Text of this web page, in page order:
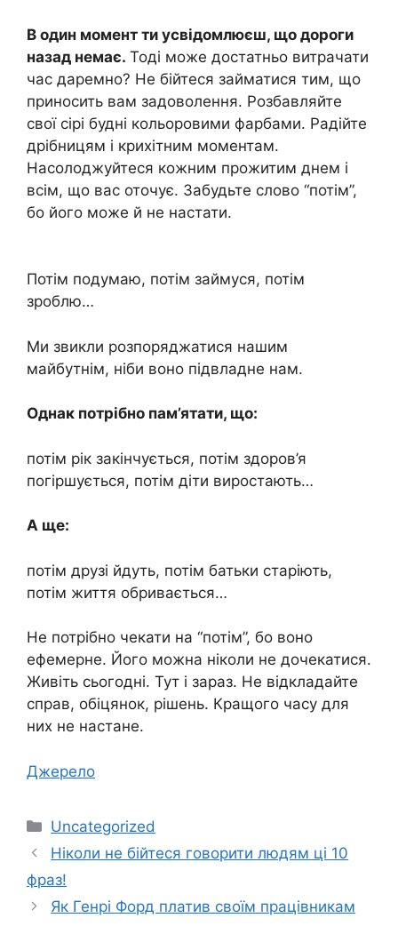
В один момент ти усвідомлюєш, що дороги
назад немає. Тоді може достатньо витрачати
час даремно? Не бійтеся займатися тим, що
приносить вам задоволення. Розбавляйте
свої сірі будні кольоровими фарбами. Радійте
дрібницям і крихітним моментам.
Насолоджуйтеся кожним прожитим днем і
всім, що вас оточує. Забудьте слово “потім”,
бо його може й не настати.
Потім подумаю, потім займуся, потім
зроблю…
Ми звикли розпоряджатися нашим
майбутнім, ніби воно підвладне нам.
Однак потрібно пам’ятати, що:
потім рік закінчується, потім здоров’я
погіршується, потім діти виростають…
А ще:
потім друзі йдуть, потім батьки старіють,
потім життя обривається…
Не потрібно чекати на “потім”, бо воно
ефемерне. Його можна ніколи не дочекатися.
Живіть сьогодні. Тут і зараз. Не відкладайте
справ, обіцянок, рішень. Кращого часу для
них не настане.
Джерело
Категорії
Uncategorized
Ніколи не бійтеся говорити людям ці 10
фраз!
Як Генрі Форд платив своїм працівникам